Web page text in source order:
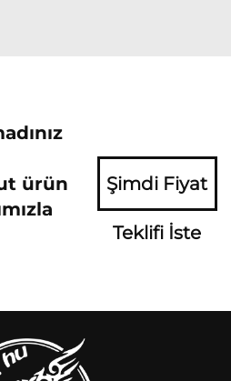
ürün
Şimdi Fiyat
Teklifi İste